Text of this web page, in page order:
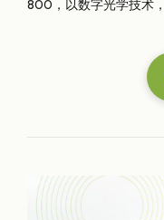
800，以数字光学技术